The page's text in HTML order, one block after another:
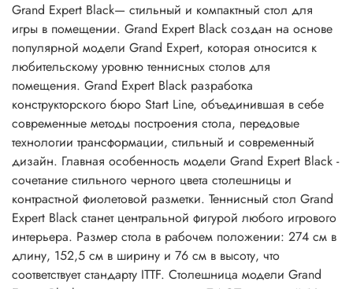
Grand Expert Black— стильный и компактный стол для
игры в помещении. Grand Expert Black создан на основе
популярной модели Grand Expert, которая относится к
любительскому уровню теннисных столов для
помещения. Grand Expert Black разработка
конструкторского бюро Start Line, объединившая в себе
современные методы построения стола, передовые
технологии трансформации, стильный и современный
дизайн. Главная особенность модели Grand Expert Black -
сочетание стильного черного цвета столешницы и
контрастной фиолетовой разметки. Теннисный стол Grand
Expert Black станет центральной фигурой любого игрового
интерьера. Размер стола в рабочем положении: 274 см в
длину, 152,5 см в ширину и 76 см в высоту, что
соответствует стандарту ITTF. Столешница модели Grand